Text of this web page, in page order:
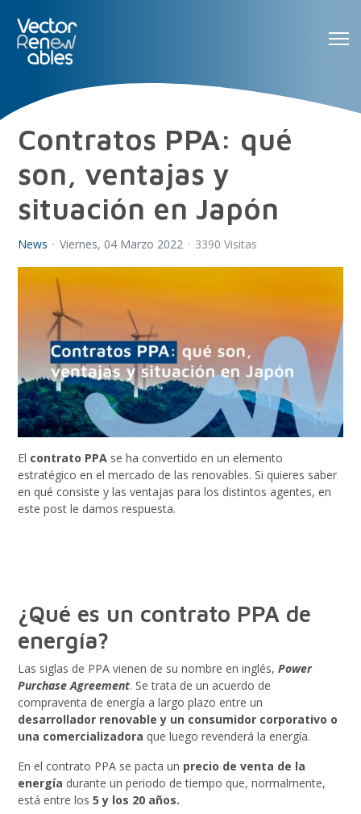
Contratos PPA: qué
son, ventajas y
situación en Japón
News Viernes, 04 Marzo 2022 3390 Visitas
El contrato PPA se ha convertido en un elemento
estratégico en el mercado de las renovables. Si quieres saber
en qué consiste y las ventajas para los distintos agentes, en
este post le damos respuesta.
¿Qué es un contrato PPA de
energía?
Las siglas de PPA vienen de su nombre en inglés,Power
Purchase Agreement. Se trata de un acuerdo de
compraventa de energía a largo plazo entre un
desarrollador renovable y un consumidor corporativo o
una comercializadora que luego revenderá la energía.
En el contrato PPA se pacta un precio de venta de la
energía durante un periodo de tiempo que, normalmente,
está entre los 5 y los 20 años.